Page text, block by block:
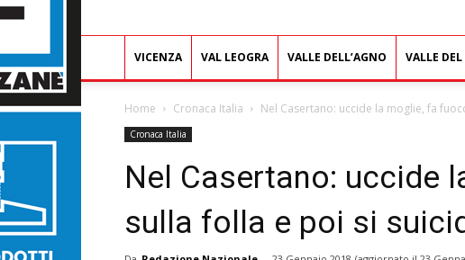
VICENZA VAL LEOGRA VALLE DELL’AGNO VALLE
Home Cronaca Italia Nel Casertano: uccide la moglie, fa
Cronaca Italia
Nel Casertano: uccide
sulla folla e poi si